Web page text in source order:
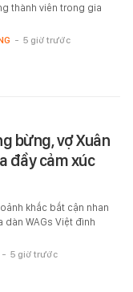
thành viên trong gia
- 5 giờ trước
bừng, vợ Xuân
đầy cảm xúc
khắc bắt cận nhan
dàn WAGs Việt đình
- 5 giờ trước